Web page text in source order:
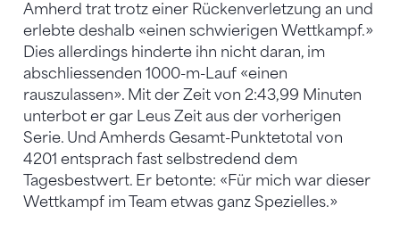
Amherd trat trotz einer Rückenverletzung an und
erlebte deshalb «einen schwierigen Wettkampf.»
Dies allerdings hinderte ihn nicht daran, im
abschliessenden 1000-m-Lauf «einen
rauszulassen». Mit der Zeit von 2:43,99 Minuten
unterbot er gar Leus Zeit aus der vorherigen
Serie. Und Amherds Gesamt-Punktetotal von
4201 entsprach fast selbstredend dem
Tagesbestwert. Er betonte: «Für mich war dieser
Wettkampf im Team etwas ganz Spezielles.»